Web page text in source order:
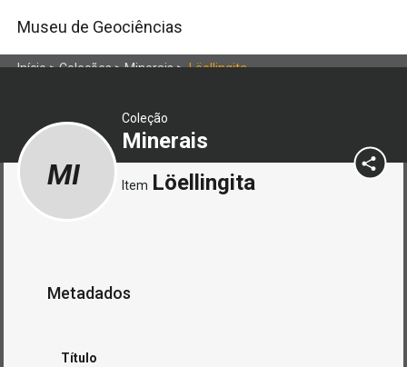
Museu de Geociências
Início>Coleções>Minerais>Löellingita
Coleção
Minerais
MI Item Löellingita
Metadados
Título